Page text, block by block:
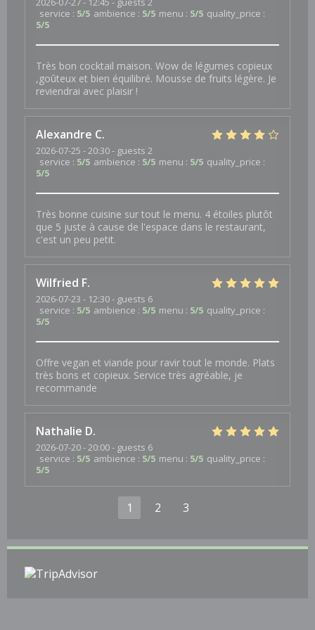
service : 5/5 ambience : 5/5 menu : 5/5 quality_price :
5/5
Très bon cocktail maison. Wow de légumes copieux
,goûteux et bien équilibré. Mousse de fruits légère. Je
reviendrai avec plaisir !
Alexandre C
2026-07-25 - 20:30 - guests 2
service : 5/5 ambience : 5/5 menu : 5/5 quality_price :
5/5
Très bonne cuisine sur tout le menu. 4 étoiles plutôt
que 5 juste à cause de l'espace dans le restaurant,
c'est un peu petit.
Wilfried F
2026-07-23 - 12:30 - guests 6
service : 5/5 ambience : 5/5 menu : 5/5 quality_price :
5/5
Offre vegan et viande pour ravir tout le monde. Plats
très bons et copieux. Service très agréable, je
recommande
Nathalie D
2026-07-20- 20:00 - guests 6
service : 5/5 ambience : 5/5 menu : 5/5 quality_price :
5/5
1 2 3